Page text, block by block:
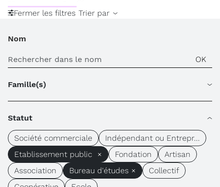
Fermer les filtres Trier par
Nom
Famille(s)
Statut
Société commerciale
Indépendant ou Entrepr...
Etablissement public ×
Fondation
Artisan
Association
Bureau d'études ×
Collectif